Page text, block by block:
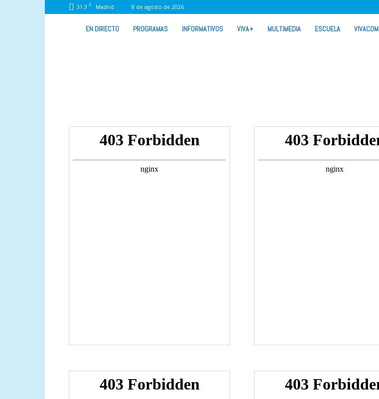
31.3 C Madrid 8 de agosto de 2026
VIVA
EN DIRECTO PROGRAMAS INFORMATIVOS VIVA+ MULTIMEDIA ESCUELA VIVACOM